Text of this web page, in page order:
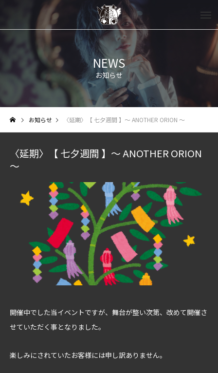
NEWS
お知らせ
お知らせ 〈延期〉【 七夕週間 】～ ANOTHER ORION ～
〈延期〉【 七夕週間 】～ ANOTHER ORION
～
開催中でした当イベントですが、舞台が整い次第、改めて開催さ
せていただく事となりました。
楽しみにされていたお客様には申し訳ありません。